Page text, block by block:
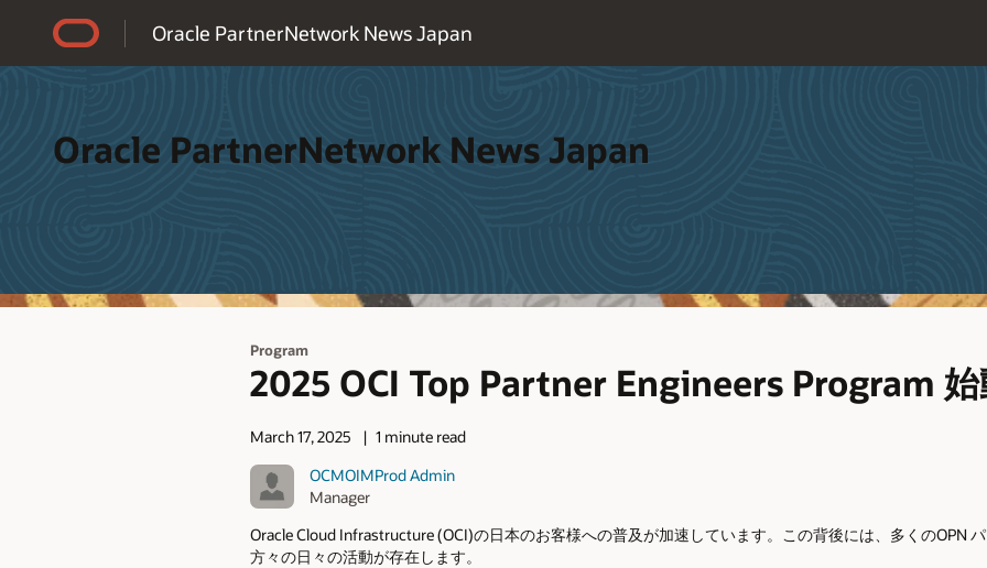
Oracle PartnerNetwork News Japan
Oracle PartnerNetwork News Japan
Program
2025 OCI Top Partner Engineers Program
March 17, 2025
1 minute read
OCMOIMProd Admin
Manager
Oracle Cloud Infrastructure (OCI)の日本のお客様への普及が加速しています。この背後には、多くのOPN
方々の日々の活動が存在します。